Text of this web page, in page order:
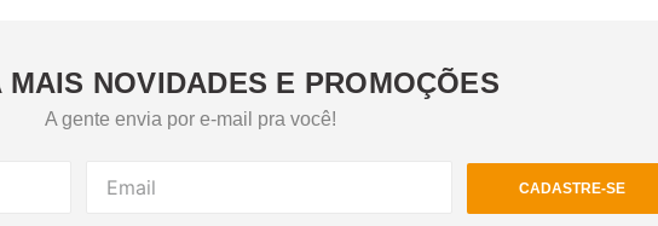
MAIS NOVIDADES E PROMOÇÕES
A gente envia por e-mail pra você!
CADASTRE-SE